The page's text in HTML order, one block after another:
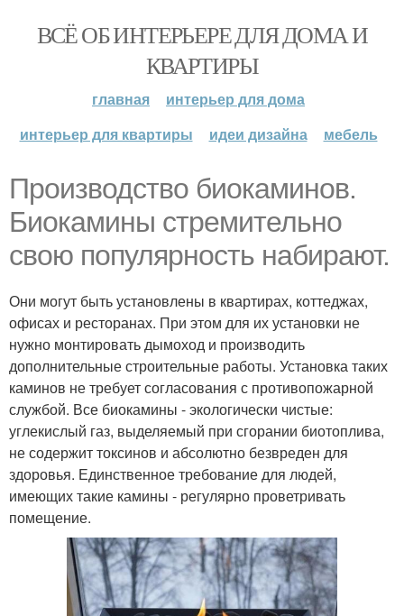
ВСЁ ОБ ИНТЕРЬЕРЕ ДЛЯ ДОМА И
КВАРТИРЫ
главная
интерьер для дома
интерьер для квартиры
идеи дизайна мебель
Производство биокаминов.
Биокамины стремительно
свою популярность набирают.
Они могут быть установлены в квартирах, коттеджах,
офисах и ресторанах. При этом для их установки не
нужно монтировать дымоход и производить
дополнительные строительные работы. Установка таких
каминов не требует согласования с противопожарной
службой. Все биокамины - экологически чистые:
углекислый газ, выделяемый при сгорании биотоплива,
не содержит токсинов и абсолютно безвреден для
здоровья. Единственное требование для людей,
имеющих такие камины - регулярно проветривать
помещение.